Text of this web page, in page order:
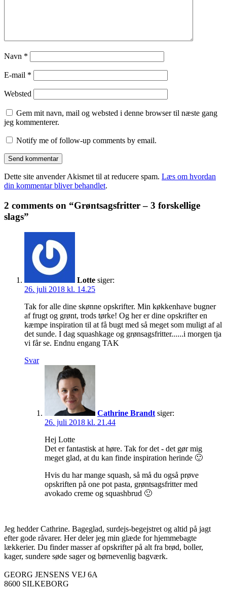
Navn *
E-mail *
Websted
Gem mit navn, mail og websted i denne browser til næste gang
jeg kommenterer.
Notify me of follow-up comments by email.
Dette site anvender Akismet til at reducere spam. Læs om hvordan
din kommentar bliver behandlet.
2 comments on “Grøntsagsfritter – 3 forskellige
slags”
Lotte siger:
26. juli 2018 kl. 14.25
Tak for alle dine skønne opskrifter. Min køkkenhave bugner
af frugt og grønt, trods tørke! Og her er dine opskrifter en
kæmpe inspiration til at få bugt med så meget som muligt af al
det sunde. I dag squashkage og grønsagsfritter......i morgen tja
vi får se. Endnu engang TAK
Svar
Cathrine Brandt siger:
26. juli 2018 kl. 21.44
Hej Lotte
Det er fantastisk at høre. Tak for det - det gør mig
meget glad, at du kan finde inspiration herinde 🙂
Hvis du har mange squash, så må du også prøve
opskriften på one pot pasta, grøntsagsfritter med
avokado creme og squashbrud 🙂
Jeg hedder Cathrine. Bageglad, surdejs-begejstret og altid på jagt
efter gode råvarer. Her deler jeg min glæde for hjemmebagte
lækkerier. Du finder masser af opskrifter på alt fra brød, boller,
kager, sundere søde sager og børnevenlig bagværk.
GEORG JENSENS VEJ 6A
8600 SILKEBORG